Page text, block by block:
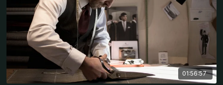
01:56:57